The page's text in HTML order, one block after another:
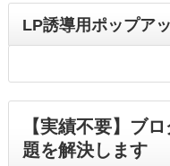
LP誘導用ポップア
【実績不要】ブ
題を解決します